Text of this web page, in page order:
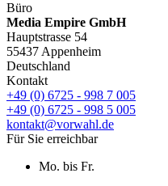
Büro
Media Empire GmbH
Hauptstrasse 54
55437 Appenheim
Deutschland
Kontakt
+49 (0) 6725 - 998 7 005
+49 (0) 6725 - 998 5 005
kontakt@vorwahl.de
Für Sie erreichbar
Mo. bis Fr.